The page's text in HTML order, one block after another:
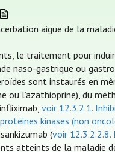
aiguë de la
le traitement pour
naso-gastrique ou
sont instaurés en
ou l’azathioprine), du
voir 12.3.2.1.
kinases (non
(voir 12.3.2.2.8.
atteints de la maladie